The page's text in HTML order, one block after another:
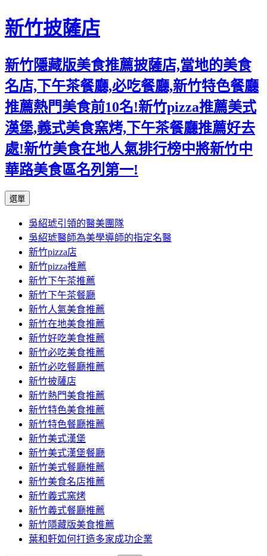
新竹披薩店
新竹隱藏版美食推薦披薩店,當地的美食
名店,下午茶餐廳,必吃餐廳,新竹特色餐廳
推薦熱門美食前10名!新竹pizza推薦美式
漢堡,義式美食窯烤,下午茶餐廳推薦好去
處!新竹美食在地人氣排行榜中將新竹中
華路美食區名列第一!
選單
主
要
內
容
吳紹琥引領的醫美團隊
吳紹琥醫師為美學導師的指定名醫
新竹pizza店
新竹pizza推薦
新竹下午茶推薦
新竹下午茶餐廳
新竹人氣美食推薦
新竹在地美食推薦
新竹好吃美食推薦
新竹必吃美食推薦
新竹必吃餐廳推薦
新竹披薩店
新竹熱門美食推薦
新竹特色美食推薦
新竹特色餐廳推薦
新竹美式漢堡
新竹美式漢堡餐廳
新竹美式餐廳推薦
新竹美食名店推薦
新竹義式窯烤
新竹義式餐廳推薦
新竹隱藏版美食推薦
葉和軒如何打造多家成功企業